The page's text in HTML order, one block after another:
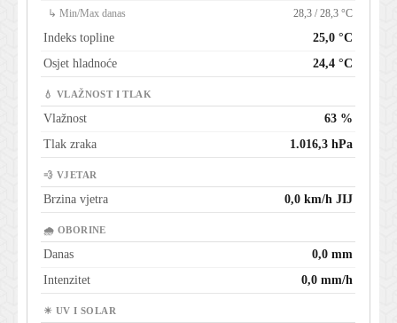
↳ Min/Max danas 28,3 / 28,3 °C
Indeks topline
25,0 °C
Osjet hladnoće
24,4 °C
💧 VLAŽNOST I TLAK
Vlažnost
63 %
Tlak zraka
1.016,3 hPa
💨 VJETAR
Brzina vjetra 0,0 km/h JIJ
🌧 OBORINE
Danas
0,0 mm
Intenzitet
0,0 mm/h
☀ UV I SOLAR